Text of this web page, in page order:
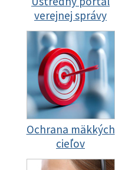
verejnej správy
Ochrana mäkkých
cieľov